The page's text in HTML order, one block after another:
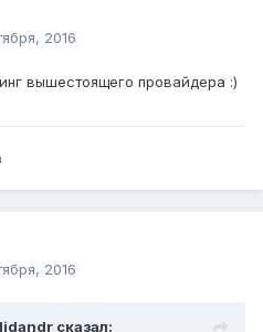
2016
вышестоящего провайдера :)
2016
сказал: